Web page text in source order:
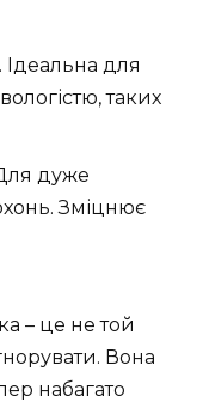
. Ідеальна для
таких
дуже
Зміцнює
– це не той
Вона
набагато